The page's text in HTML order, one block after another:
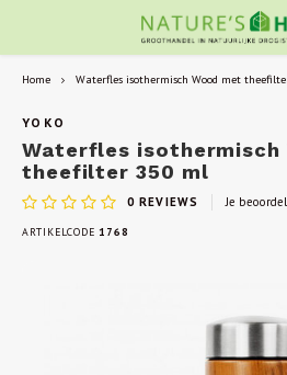
Home Waterfles isothermisch Wood met
YOKO
Waterfles isothermisch
theefilter 350 ml
0 REVIEWS Je
ARTIKELCODE 1768